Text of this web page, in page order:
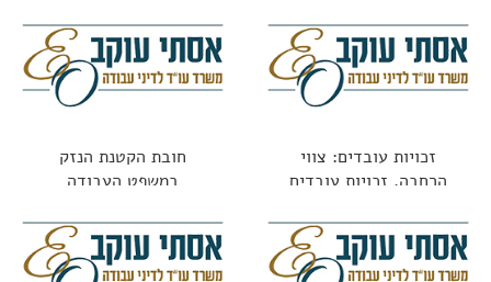
זכויות עובדים: צווי
הרחבה, זכויות עובדים
חובת הקטנת הנזק
במשפט העבודה